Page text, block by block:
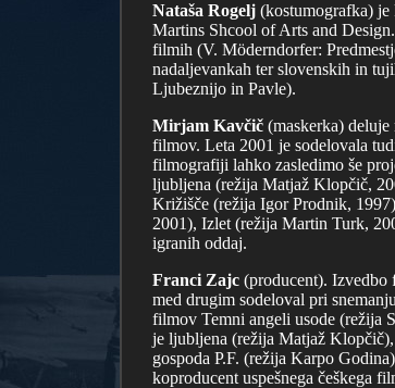
Nataša Rogelj (kostumografka)
Martins Shcool of Arts and
filmih (V. Möderndorfer:
nadaljevankah ter slovenskih in
Ljubeznijo in Pavle).
Mirjam Kavčič (maskerka)
filmov. Leta 2001 je sodelovala
filmografiji lahko zasledimo še
ljubljena (režija Matjaž Klopčič,
Križišče (režija Igor Prodnik,
2001), Izlet (režija Martin Turk,
igranih oddaj.
Franci Zajc (producent). Izvedbo
med drugim sodeloval pri
filmov Temni angeli usode (režija
je ljubljena (režija Matjaž
gospoda P.F. (režija Karpo
koproducent uspešnega češkega